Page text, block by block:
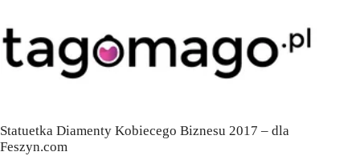
Statuetka Diamenty Kobiecego Biznesu 2017 – dla
Feszyn.com